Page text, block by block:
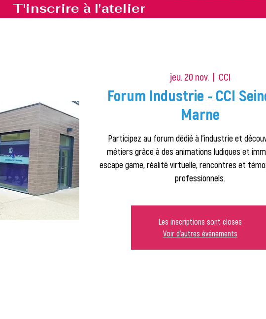
T'inscrire à l'atelier
jeu. 20 nov.
  |
CCI
Forum Industrie - CCI
Marne
Participez au forum dédié à l’industrie et
métiers grâce à des animations ludiques et
escape game, réalité virtuelle, rencontres et
professionnels.
Les inscriptions sont closes
Voir d'autres événements